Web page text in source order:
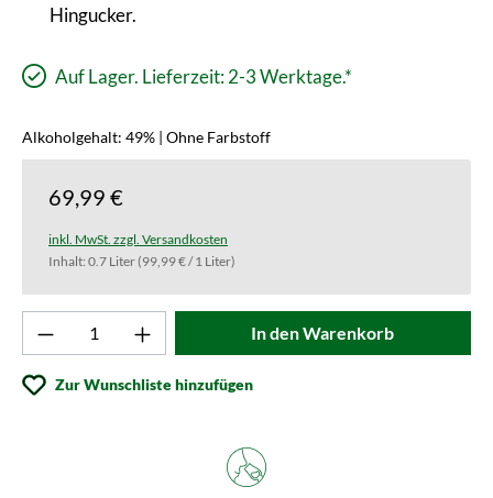
Hingucker.
Auf Lager. Lieferzeit: 2-3 Werktage.*
Alkoholgehalt: 49% | Ohne Farbstoff
69,99 €
inkl. MwSt. zzgl. Versandkosten
Inhalt: 0.7 Liter(99,99 € / 1 Liter)
Produkt Anzahl: Gib den gewünschten
In den Warenkorb
Zur Wunschliste hinzufügen